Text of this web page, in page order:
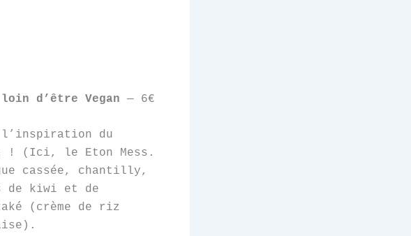
d’être Vegan — 6€
l’inspiration du
! (Ici, le Eton Mess.
cassée, chantilly,
de kiwi et de
(crème de riz